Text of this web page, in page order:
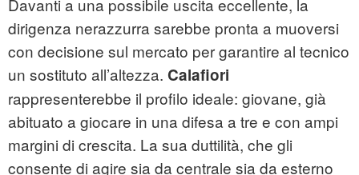
Davanti a una possibile uscita eccellente, la
dirigenza nerazzurra sarebbe pronta a muoversi
con decisione sul mercato per garantire al tecnico
un sostituto all’altezza. Calafiori
rappresenterebbe il profilo ideale: giovane, già
abituato a giocare in una difesa a tre e con ampi
margini di crescita. La sua duttilità, che gli
consente di agire sia da centrale sia da esterno